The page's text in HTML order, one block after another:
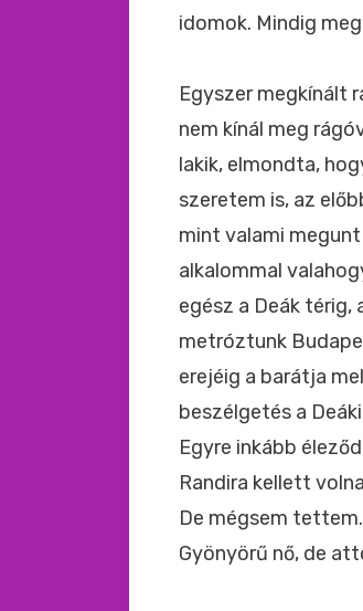
idomok. Mindig
Egyszer megkínált
nem kínál meg
lakik, elmondta,
szeretem is, az
mint valami
alkalommal
egész a Deák
metróztunk
erejéig a barátja
beszélgetés a
Egyre inkább
Randira kellett
De mégsem
Gyönyörű nő, de